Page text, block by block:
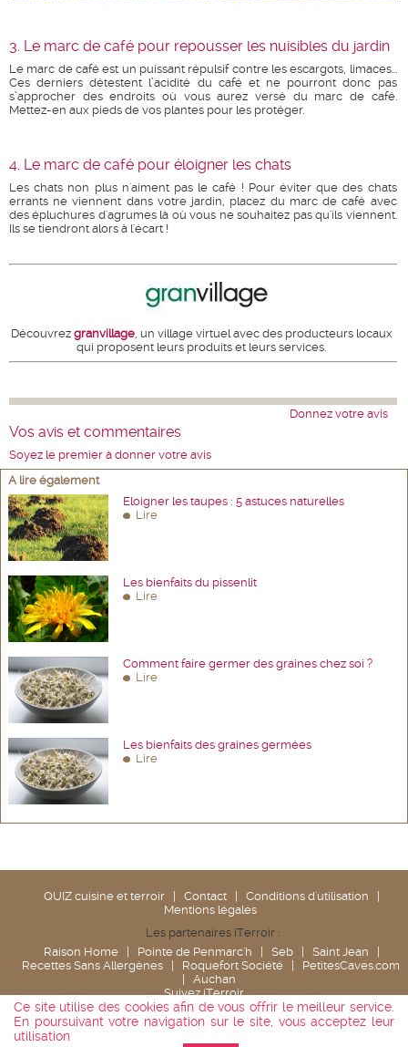
3. Le marc de café pour repousser les nuisibles du jardin
Le marc de café est un puissant répulsif contre les escargots, limaces...
Ces derniers détestent l’acidité du café et ne pourront donc pas
s’approcher des endroits où vous aurez versé du marc de café.
Mettez-en aux pieds de vos plantes pour les protéger.
4. Le marc de café pour éloigner les chats
Les chats non plus n'aiment pas le café ! Pour éviter que des chats
errants ne viennent dans votre jardin, placez du marc de café avec
des épluchures d'agrumes là où vous ne souhaitez pas qu'ils viennent.
Ils se tiendront alors à l'écart !
Découvrez granvillage, un village virtuel avec des producteurs locaux
qui proposent leurs produits et leurs services.
Donnez votre avis
Vos avis et commentaires
Soyez le premier à donner votre avis
A lire également
Eloigner les taupes : 5 astuces naturelles
Lire
Les bienfaits du pissenlit
Lire
Comment faire germer des graines chez soi ?
Lire
Les bienfaits des graines germées
Lire
QUIZ cuisine et terroir Contact Conditions d'utilisation
Mentions légales
Les partenaires iTerroir :
Raison Home
Pointe de Penmarc'h Seb Saint Jean
Recettes Sans Allergènes
Roquefort Société
PetitesCaves.com
Auchan
Suivez iTerroir
Ce site utilise des cookies afin de vous offrir le meilleur service.
En poursuivant votre navigation sur le site, vous acceptez leur
utilisation